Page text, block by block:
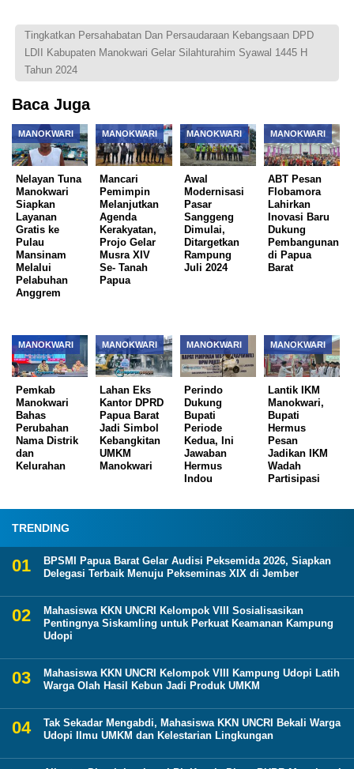
Tingkatkan Persahabatan Dan Persaudaraan Kebangsaan DPD
LDII Kabupaten Manokwari Gelar Silahturahim Syawal 1445 H
Tahun 2024
Baca Juga
MANOKWARI
Nelayan Tuna
Manokwari
Siapkan
Layanan
Gratis ke
Pulau
Mansinam
Melalui
Pelabuhan
Anggrem
MANOKWARI
Mancari
Pemimpin
Melanjutkan
Agenda
Kerakyatan,
Projo Gelar
Musra XIV
Se- Tanah
Papua
MANOKWARI
Awal
Modernisasi
Pasar
Sanggeng
Dimulai,
Ditargetkan
Rampung
Juli 2024
MANOKWARI
ABT Pesan
Flobamora
Lahirkan
Inovasi Baru
Dukung
Pembangunan
di Papua
Barat
MANOKWARI
Pemkab
Manokwari
Bahas
Perubahan
Nama Distrik
dan
Kelurahan
MANOKWARI
Lahan Eks
Kantor DPRD
Papua Barat
Jadi Simbol
Kebangkitan
UMKM
Manokwari
MANOKWARI
Perindo
Dukung
Bupati
Periode
Kedua, Ini
Jawaban
Hermus
Indou
MANOKWARI
Lantik IKM
Manokwari,
Bupati
Hermus
Pesan
Jadikan IKM
Wadah
Partisipasi
TRENDING
BPSMI Papua Barat Gelar Audisi Peksemida 2026, Siapkan
Delegasi Terbaik Menuju Pekseminas XIX di Jember
Mahasiswa KKN UNCRI Kelompok VIII Sosialisasikan
Pentingnya Siskamling untuk Perkuat Keamanan Kampung
Udopi
Mahasiswa KKN UNCRI Kelompok VIII Kampung Udopi Latih
Warga Olah Hasil Kebun Jadi Produk UMKM
Tak Sekadar Mengabdi, Mahasiswa KKN UNCRI Bekali Warga
Udopi Ilmu UMKM dan Kelestarian Lingkungan